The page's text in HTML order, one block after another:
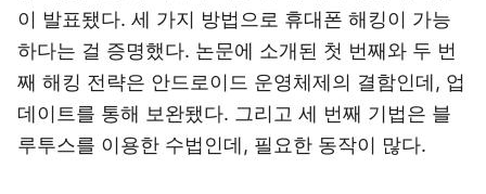
이 발표됐다. 세 가지 방법으로 휴대폰 해킹이 가능
하다는 걸 증명했다. 논문에 소개된 첫 번째와 두 번
째 해킹 전략은 안드로이드 운영체제의 결함인데, 업
데이트를 통해 보완됐다. 그리고 세 번째 기법은 블
루투스를 이용한 수법인데, 필요한 동작이 많다.